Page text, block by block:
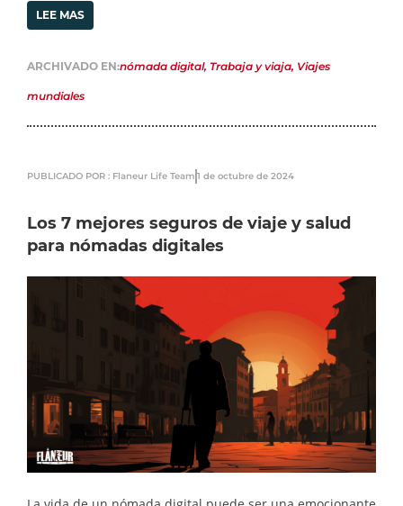
LEE MAS
ARCHIVADO EN:nómada digital, Trabaja y viaja, Viajes
mundiales
PUBLICADO POR : Flaneur Life Team 1 de octubre de 2024
Los 7 mejores seguros de viaje y salud
para nómadas digitales